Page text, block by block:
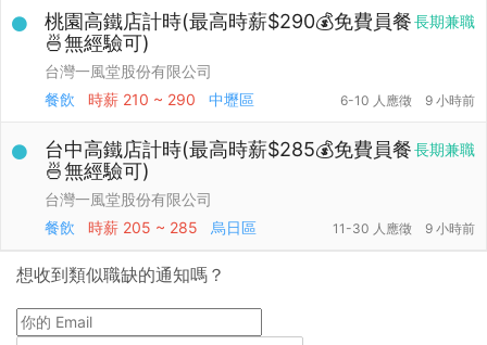
長期兼職
桃園高鐵店計時(最高時薪$290💰免費員餐
🍜無經驗可)
台灣一風堂股份有限公司
餐飲
時薪 210 ~ 290 中壢區 6-10 人應徵 9 小時前
長期兼職
台中高鐵店計時(最高時薪$285💰免費員餐
🍜無經驗可)
台灣一風堂股份有限公司
餐飲
時薪 205 ~ 285 烏日區 11-30 人應徵 9 小時前
想收到類似職缺的通知嗎？